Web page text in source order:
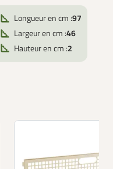
Longueur en cm :97
Largeur en cm :46
Hauteur en cm :2